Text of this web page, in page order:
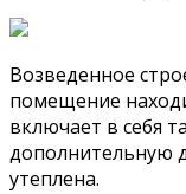
Возведенное
помещение
включает в себя
дополнительную
утеплена.